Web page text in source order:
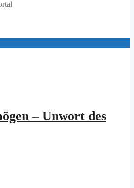
– Unwort des